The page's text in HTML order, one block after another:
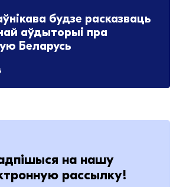
будзе расказваць
аўдыторыі пра
Беларусь
на нашу
рассылку!